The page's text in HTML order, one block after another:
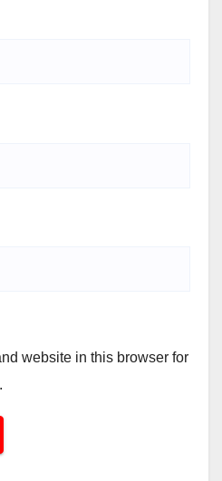
website in this browser for